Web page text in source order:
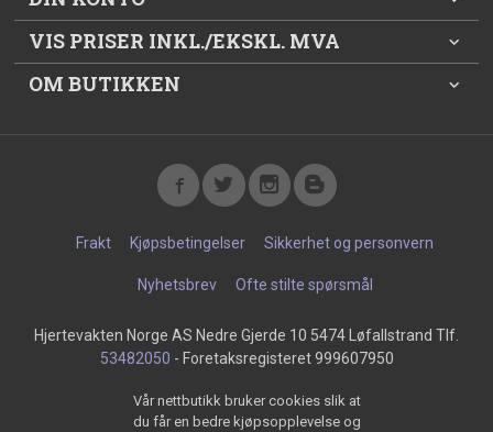
VIS PRISER INKL./EKSKL. MVA
OM BUTIKKEN
Frakt Kjøpsbetingelser Sikkerhet og personvern
Nyhetsbrev Ofte stilte spørsmål
Hjertevakten Norge AS Nedre Gjerde 10 5474 Løfallstrand Tlf.
53482050 - Foretaksregisteret 999607950
Vår nettbutikk bruker cookies slik at
du får en bedre kjøpsopplevelse og